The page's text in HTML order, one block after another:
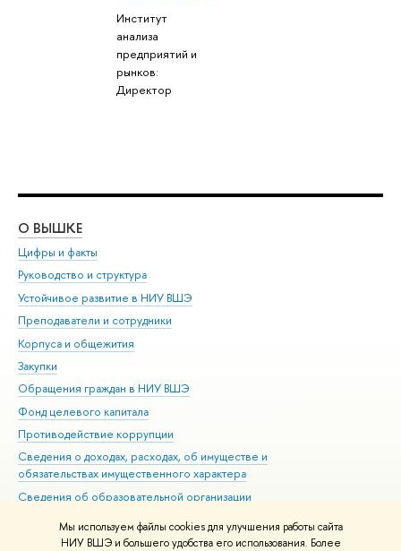
Мы используем файлы cookies для улучшения работы сайта
НИУ ВШЭ и большего удобства его использования. Более
Институт
анализа
предприятий и
рынков:
Директор
О ВЫШКЕ
Цифры и факты
Руководство и структура
Устойчивое развитие в НИУ ВШЭ
Преподаватели и сотрудники
Корпуса и общежития
Закупки
Обращения граждан в НИУ ВШЭ
Фонд целевого капитала
Противодействие коррупции
Сведения о доходах, расходах, об имуществе и
обязательствах имущественного характера
Сведения об образовательной организации
Людям с ограниченными возможностями здоровья
Единая платежная страница